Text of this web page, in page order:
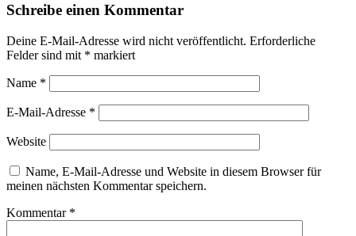
Schreibe einen Kommentar
Deine E-Mail-Adresse wird nicht veröffentlicht. Erforderliche
Felder sind mit * markiert
Name *
E-Mail-Adresse *
Website
Name, E-Mail-Adresse und Website in diesem Browser für
meinen nächsten Kommentar speichern.
Kommentar *